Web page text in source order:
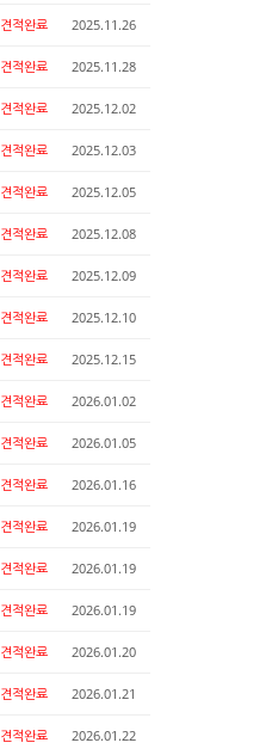
견적완료 2025.11.26
견적완료 2025.11.28
견적완료 2025.12.02
견적완료 2025.12.03
견적완료 2025.12.05
견적완료 2025.12.08
견적완료 2025.12.09
견적완료 2025.12.10
견적완료 2025.12.15
견적완료 2026.01.02
견적완료 2026.01.05
견적완료 2026.01.16
견적완료 2026.01.19
견적완료 2026.01.19
견적완료 2026.01.19
견적완료 2026.01.20
견적완료 2026.01.21
견적완료 2026.01.22